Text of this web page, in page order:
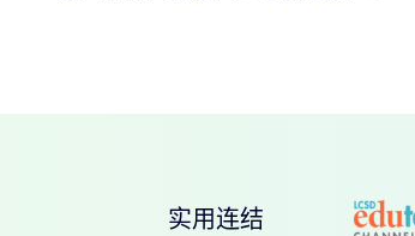
实用连结